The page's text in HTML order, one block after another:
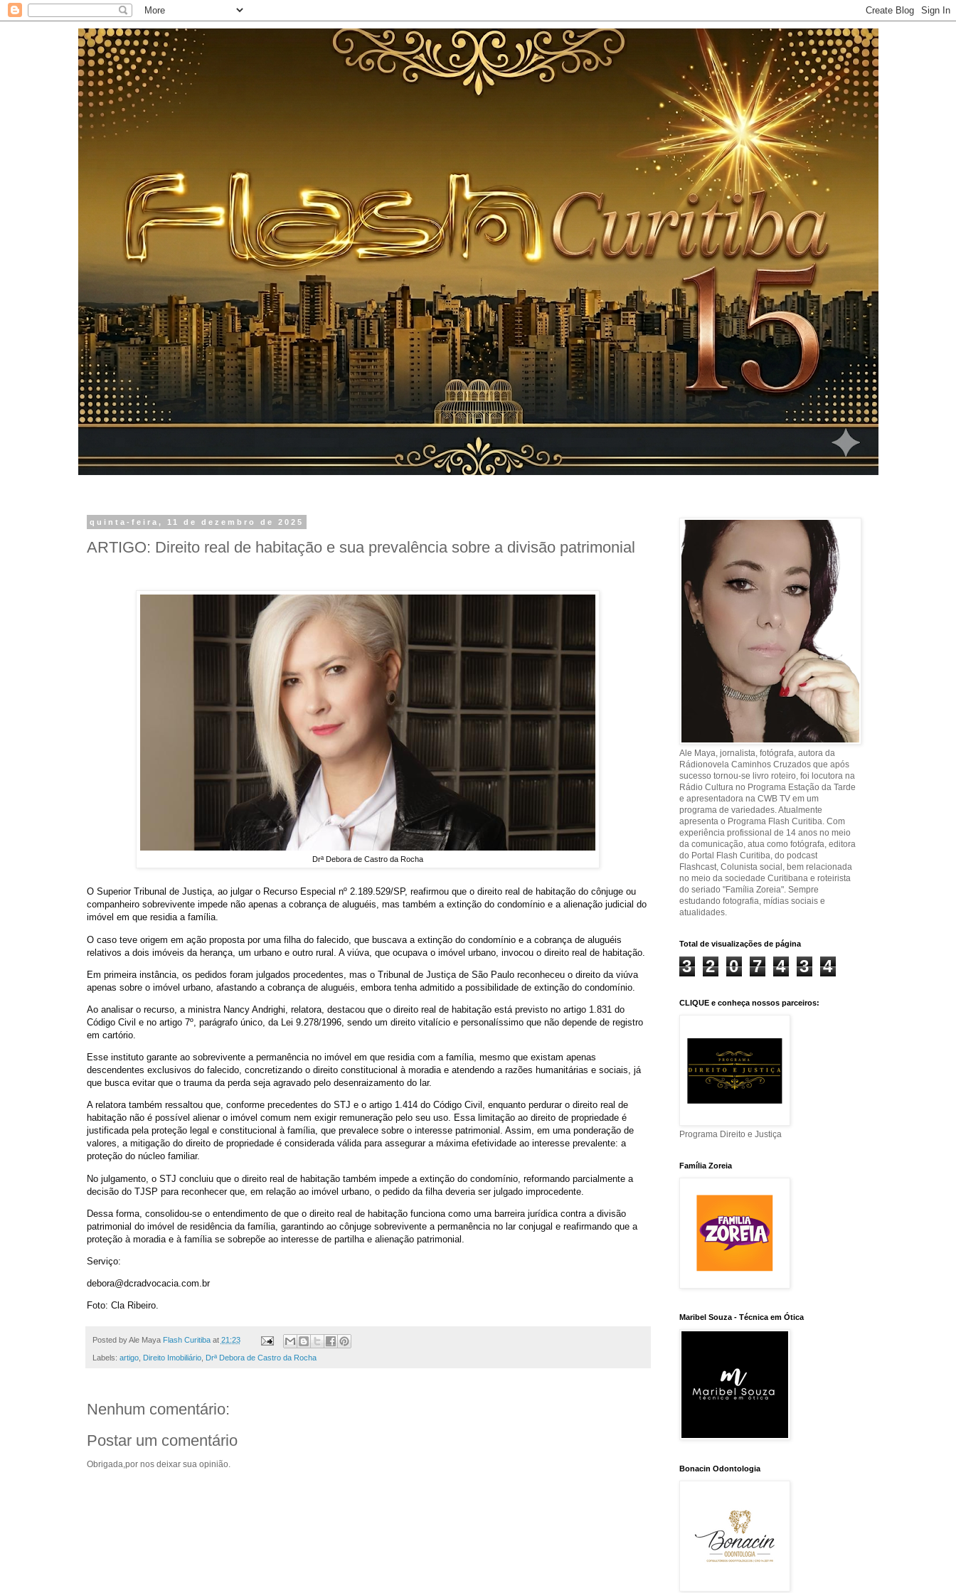
quinta-feira, 11 de dezembro de 2025
ARTIGO: Direito real de habitação e sua prevalência sobre a divisão patrimonial
Drª Debora de Castro da Rocha
O Superior Tribunal de Justiça, ao julgar o Recurso Especial nº 2.189.529/SP, reafirmou que o direito real de habitação do cônjuge ou
companheiro sobrevivente impede não apenas a cobrança de aluguéis, mas também a extinção do condomínio e a alienação judicial do
imóvel em que residia a família.
O caso teve origem em ação proposta por uma filha do falecido, que buscava a extinção do condomínio e a cobrança de aluguéis
relativos a dois imóveis da herança, um urbano e outro rural. A viúva, que ocupava o imóvel urbano, invocou o direito real de habitação.
Em primeira instância, os pedidos foram julgados procedentes, mas o Tribunal de Justiça de São Paulo reconheceu o direito da viúva
apenas sobre o imóvel urbano, afastando a cobrança de aluguéis, embora tenha admitido a possibilidade de extinção do condomínio.
Ao analisar o recurso, a ministra Nancy Andrighi, relatora, destacou que o direito real de habitação está previsto no artigo 1.831 do
Código Civil e no artigo 7º, parágrafo único, da Lei 9.278/1996, sendo um direito vitalício e personalíssimo que não depende de registro
em cartório.
Esse instituto garante ao sobrevivente a permanência no imóvel em que residia com a família, mesmo que existam apenas
descendentes exclusivos do falecido, concretizando o direito constitucional à moradia e atendendo a razões humanitárias e sociais, já
que busca evitar que o trauma da perda seja agravado pelo desenraizamento do lar.
A relatora também ressaltou que, conforme precedentes do STJ e o artigo 1.414 do Código Civil, enquanto perdurar o direito real de
habitação não é possível alienar o imóvel comum nem exigir remuneração pelo seu uso. Essa limitação ao direito de propriedade é
justificada pela proteção legal e constitucional à família, que prevalece sobre o interesse patrimonial. Assim, em uma ponderação de
valores, a mitigação do direito de propriedade é considerada válida para assegurar a máxima efetividade ao interesse prevalente: a
proteção do núcleo familiar.
No julgamento, o STJ concluiu que o direito real de habitação também impede a extinção do condomínio, reformando parcialmente a
decisão do TJSP para reconhecer que, em relação ao imóvel urbano, o pedido da filha deveria ser julgado improcedente.
Dessa forma, consolidou-se o entendimento de que o direito real de habitação funciona como uma barreira jurídica contra a divisão
patrimonial do imóvel de residência da família, garantindo ao cônjuge sobrevivente a permanência no lar conjugal e reafirmando que a
proteção à moradia e à família se sobrepõe ao interesse de partilha e alienação patrimonial.
Serviço:
debora@dcradvocacia.com.br
Foto: Cla Ribeiro.
Posted by Ale Maya Flash Curitiba at 21:23
Labels: artigo, Direito Imobiliário, Drª Debora de Castro da Rocha
Nenhum comentário:
Postar um comentário
Obrigada,por nos deixar sua opinião.
Ale Maya, jornalista, fotógrafa, autora da
Rádionovela Caminhos Cruzados que após
sucesso tornou-se livro roteiro, foi locutora na
Rádio Cultura no Programa Estação da Tarde
e apresentadora na CWB TV em um
programa de variedades. Atualmente
apresenta o Programa Flash Curitiba. Com
experiência profissional de 14 anos no meio
da comunicação, atua como fotógrafa, editora
do Portal Flash Curitiba, do podcast
Flashcast, Colunista social, bem relacionada
no meio da sociedade Curitibana e roteirista
do seriado "Família Zoreia". Sempre
estudando fotografia, mídias sociais e
atualidades.
Total de visualizações de página
3 2 0 7 4 3 4
CLIQUE e conheça nossos parceiros:
Programa Direito e Justiça
Família Zoreia
Maribel Souza - Técnica em Ótica
Bonacin Odontologia